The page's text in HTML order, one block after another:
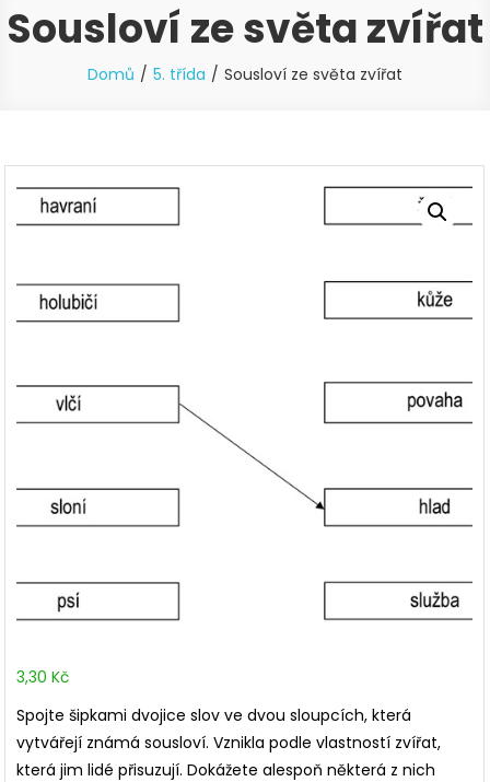
Sousloví ze světa zvířat
Domů 5. třída Sousloví ze světa zvířat
3,30Kč
Spojte šipkami dvojice slov ve dvou sloupcích, která
vytvářejí známá sousloví. Vznikla podle vlastností zvířat,
která jim lidé přisuzují. Dokážete alespoň některá z nich